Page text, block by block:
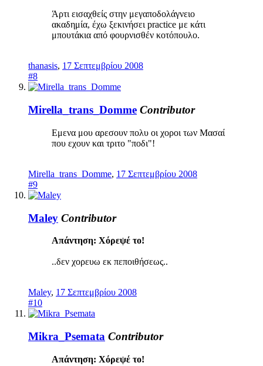
Άρτι εισαχθείς στην μεγαποδολάγνειο
ακαδημία, έχω ξεκινήσει practice με κάτι
μπουτάκια από φουρνισθέν κοτόπουλο.
thanasis, 17 Σεπτεμβρίου 2008
#8
Mirella_trans_Domme Contributor
Εμενα μου αρεσουν πολυ οι χοροι των Μασαί
που εχουν και τριτο "ποδι"!
Mirella_trans_Domme, 17 Σεπτεμβρίου 2008
#9
Maley Contributor
Απάντηση: Χόρεψέ το!
..δεν χορευω εκ πεποιθήσεως..
Maley, 17 Σεπτεμβρίου 2008
#10
Mikra_Psemata Contributor
Απάντηση: Χόρεψέ το!